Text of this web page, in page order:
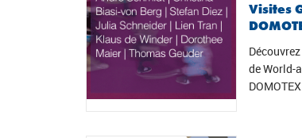
Visites
de World-